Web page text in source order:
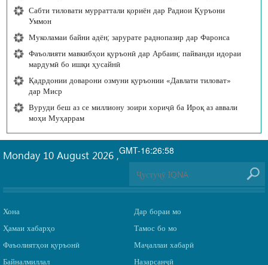
Сабти тиловати мурраттали қориён дар Радиои Қуръони
Уммон
Муколамаи байни адён; зарурате раднопазир дар Фаронса
Фаъолияти мавкибҳои қуръонӣ дар Арбаин; пайванди идораи
мардумӣ бо ишқи ҳусайнӣ
Қадрдонии доварони озмуни қуръонии «Давлати тиловат»
дар Миср
Вуруди беш аз се миллиону зоири хориҷӣ ба Ироқ аз аввали
моҳи Муҳаррам
GMT-16:26:58
Monday 10 August 2026 ,
Хона
Ҳамаи хабарҳо
Фаъолиятҳои қуръонӣ
Байналмиллал
Дар бораи мо
Тамос бо мо
Маҷаллаи хабарӣ
Назарсанҷӣ